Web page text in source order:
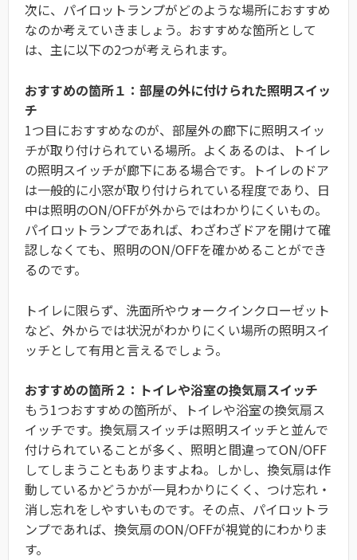
次に、パイロットランプがどのような場所におすすめ
なのか考えていきましょう。おすすめな箇所として
は、主に以下の2つが考えられます。
おすすめの箇所１：部屋の外に付けられた照明スイッ
チ
1つ目におすすめなのが、部屋外の廊下に照明スイッ
チが取り付けられている場所。よくあるのは、トイレ
の照明スイッチが廊下にある場合です。トイレのドア
は一般的に小窓が取り付けられている程度であり、日
中は照明のON/OFFが外からではわかりにくいもの。
パイロットランプであれば、わざわざドアを開けて確
認しなくても、照明のON/OFFを確かめることができ
るのです。
トイレに限らず、洗面所やウォークインクローゼット
など、外からでは状況がわかりにくい場所の照明スイ
ッチとして有用と言えるでしょう。
おすすめの箇所２：トイレや浴室の換気扇スイッチ
もう1つおすすめの箇所が、トイレや浴室の換気扇ス
イッチです。換気扇スイッチは照明スイッチと並んで
付けられていることが多く、照明と間違ってON/OFF
してしまうこともありますよね。しかし、換気扇は作
動しているかどうかが一見わかりにくく、つけ忘れ・
消し忘れをしやすいものです。その点、パイロットラ
ンプであれば、換気扇のON/OFFが視覚的にわかりま
す。